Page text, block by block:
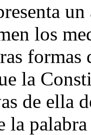
los
formas
la
de ella
la